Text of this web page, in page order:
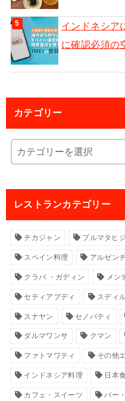
インドネシア
に確認必須の
カテゴリー
レストランカテゴリー
チカジャン プルマタヒ
スペイン料理 アルゼン
クラパ ・ガディン メン
セティアブディ スディ
スナヤン セノパティ
ダルマワンサ クマン
ファトマワティ その他
インドネシア料理 日本食
カフェ・スイーツ バー